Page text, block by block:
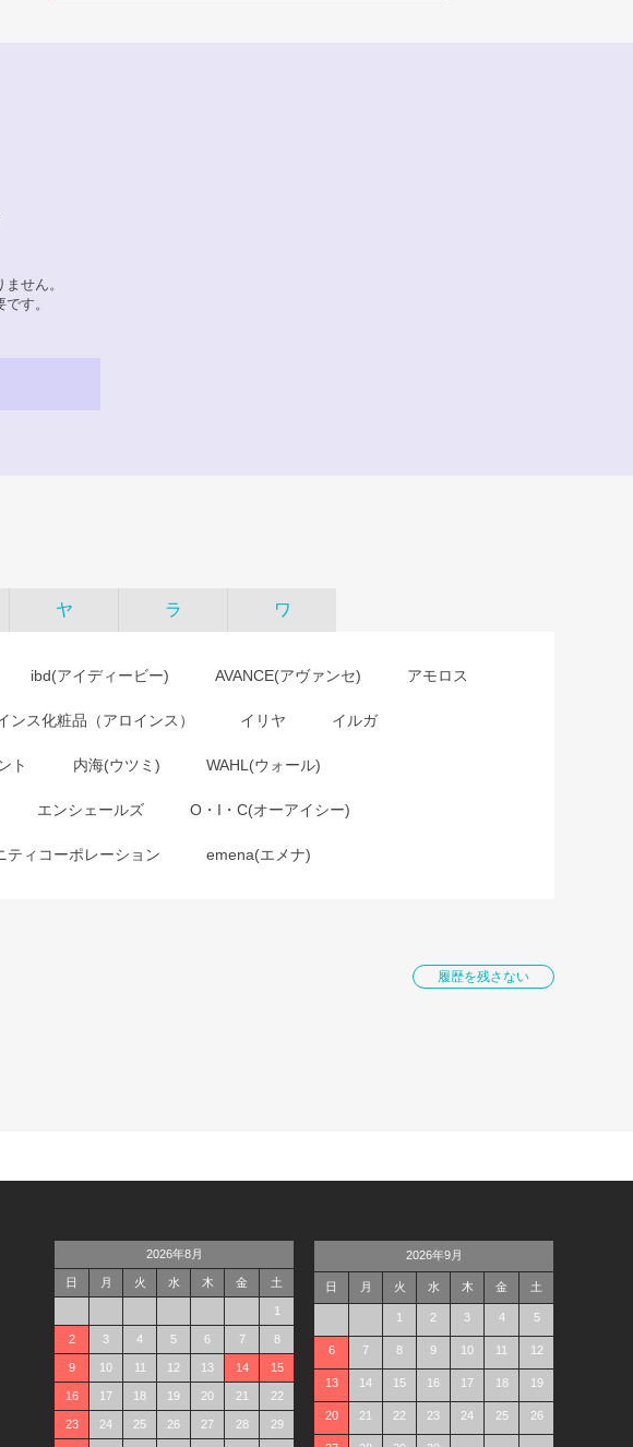
せん。
す。
ヤ ラ ワ
ibd(アイディービー) AVANCE(アヴァンセ) アモロス
ンス化粧品（アロインス） イリヤ イルガ
ト 内海(ウツミ) WAHL(ウォール)
エンシェールズ O・I・C(オーアイシー)
ティコーポレーション emena(エメナ)
履歴を残さない
2026年8月
日 月 火 水 木 金 土
1
2 3 4 5 6 7 8
9 10 11 12 13 14 15
16 17 18 19 20 21 22
23 24 25 26 27 28 29
2026年9月
日 月 火 水 木 金 土
1 2 3 4 5
6 7 8 9 10 11 12
13 14 15 16 17 18 19
20 21 22 23 24 25 26